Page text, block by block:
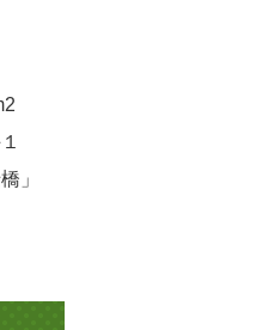
2
」